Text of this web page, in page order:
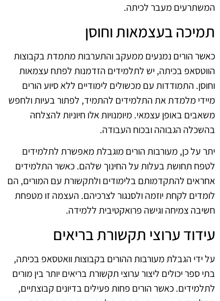
המשתרעים מעבר לכיתה.
תמיכה בעצמאות וחוסן
כאשר הורים נמנעים ממעקב והתערבות מתמדת בקבוצות
הווטסאפ בכיתה, יש לתלמידים הזדמנות לפתח עצמאות
וחוסן. התמודדות עם מכשולים לימודיים ללא סיוע הורים
מיידי מלמדת את התלמידים להתמיד, לפתור בעיות ולחפש
משאבים באופן עצמאי. מיומנויות אלו חיוניות להצלחה
בהשכלה הגבוהה ובכוח העבודה.
יתר על כן, מעורבות הורים מוגבלת מאפשרת לתלמידים
לטפח תחושת בעלות על החינוך שלהם. כאשר התלמידים
אחראים להתקדמותם בלימודים ולתקשורת עם המורים, הם
לומדים לקחת יוזמה ולסנגור לצרכיהם. העצמה זו מטפחת
חשיבה צמיחה וגישה פרואקטיבית ללמידה.
עידוד ערוצי תקשורת בריאים
על ידי הגבלת מעורבות ההורים בקבוצות וואטסאפ בכיתה,
בתי ספר יכולים ליצור ערוצי תקשורת בריאים יותר בין מורים
לתלמידים. כאשר הורים פחות פעילים בדיונים קבוצתיים,